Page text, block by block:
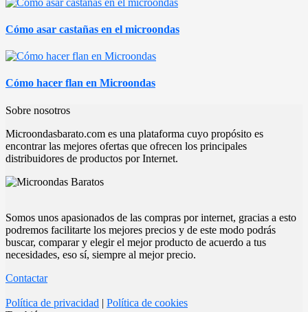
Cómo asar castañas en el microondas
Cómo hacer flan en Microondas
Sobre nosotros
Microondasbarato.com es una plataforma cuyo propósito es
encontrar las mejores ofertas que ofrecen los principales
distribuidores de productos por Internet.
Somos unos apasionados de las compras por internet, gracias a esto
podremos facilitarte los mejores precios y de este modo podrás
buscar, comparar y elegir el mejor producto de acuerdo a tus
necesidades, eso sí, siempre al mejor precio.
Contactar
Política de privacidad | Política de cookies